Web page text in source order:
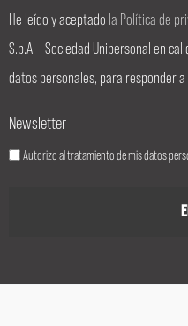
He leído y aceptado la Política de
S.p.A. – Sociedad Unipersonal en
datos personales, para responder
Newsletter
Autorizo al tratamiento de mis datos